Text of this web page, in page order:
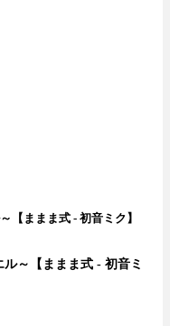
【ままま式 - 初音ミク】
ル～【ままま式 - 初音ミ